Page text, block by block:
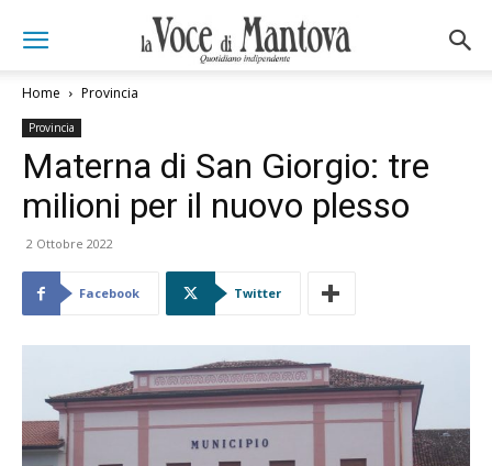
Home Provincia
Provincia
Materna di San Giorgio: tre
milioni per il nuovo plesso
2 Ottobre 2022
Facebook Twitter